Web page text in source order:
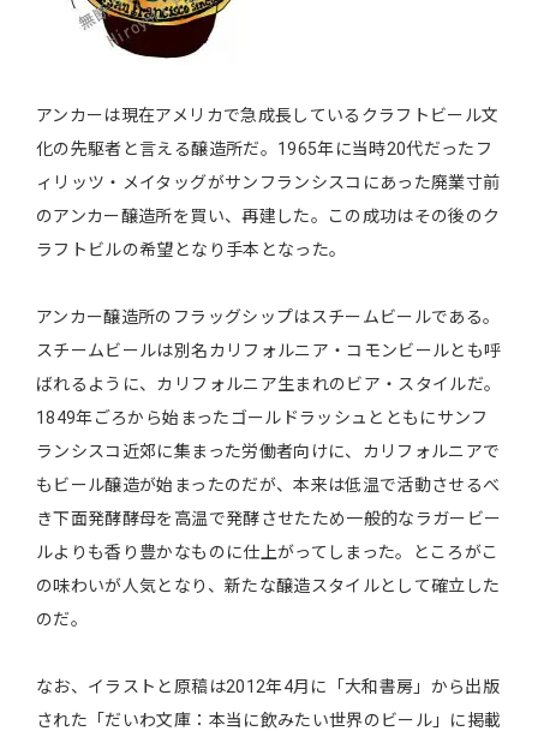
アンカーは現在アメリカで急成長しているクラフトビール文
化の先駆者と言える醸造所だ。1965年に当時20代だったフ
ィリッツ・メイタッグがサンフランシスコにあった廃業寸前
のアンカー醸造所を買い、再建した。この成功はその後のク
ラフトビルの希望となり手本となった。
アンカー醸造所のフラッグシップはスチームビールである。
スチームビールは別名カリフォルニア・コモンビールとも呼
ばれるように、カリフォルニア生まれのビア・スタイルだ。
1849年ごろから始まったゴールドラッシュとともにサンフ
ランシスコ近郊に集まった労働者向けに、カリフォルニアで
もビール醸造が始まったのだが、本来は低温で活動させるべ
き下面発酵酵母を高温で発酵させたため一般的なラガービー
ルよりも香り豊かなものに仕上がってしまった。ところがこ
の味わいが人気となり、新たな醸造スタイルとして確立した
のだ。
なお、イラストと原稿は2012年4月に「大和書房」から出版
された「だいわ文庫：本当に飲みたい世界のビール」に掲載